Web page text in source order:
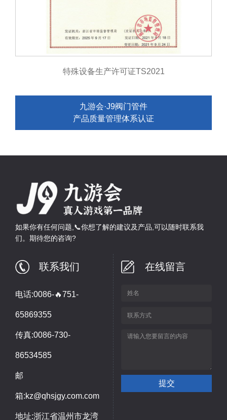
特殊设备生产许可证TS2021
九游会·J9阀门管件
产品质量管理体系认证
如果你有任何问题,📞你想了解的建议及产品,可以随时联系我
们。期待您的咨询?
联系我们
电话:0086-🔥751-
65869355
传真:0086-730-
86534585
邮
箱:kz@qhsjgy.com.com
地址:浙江省温州市龙湾
在线留言